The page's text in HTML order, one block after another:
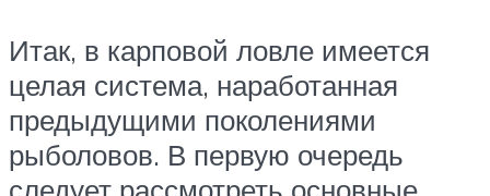
Итак, в карповой ловле имеется
целая система, наработанная
предыдущими поколениями
рыболовов. В первую очередь